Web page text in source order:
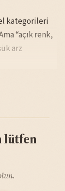
kategorileri
“açık renk,
arz
lütfen